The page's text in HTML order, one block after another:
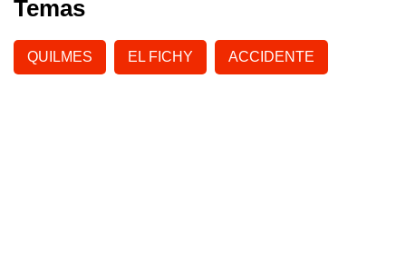
Temas
QUILMES EL FICHY ACCIDENTE